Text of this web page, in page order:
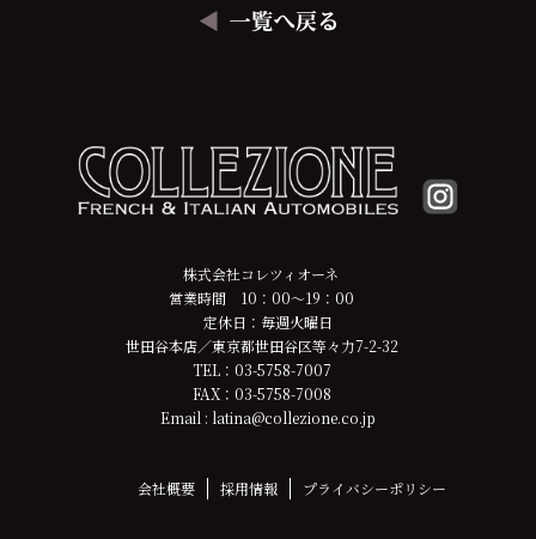
株式会社コレツィオーネ
営業時間 10：00～19：00
定休日：毎週火曜日
世田谷本店／東京都世田谷区等々力7-2-32
TEL：03-5758-7007
FAX：03-5758-7008
Email : latina@collezione.co.jp
会社概要 採用情報 プライバシーポリシー